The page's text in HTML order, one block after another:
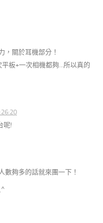
，關於耳機部分！
板+一次相機都夠…所以真的
呢!
數夠多的話就來團一下！